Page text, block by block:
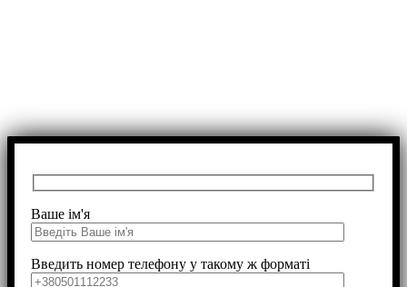
Ваше ім'я
Введить номер телефону у такому ж форматі